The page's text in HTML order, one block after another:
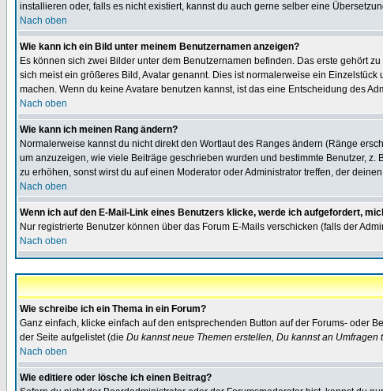
installieren oder, falls es nicht existiert, kannst du auch gerne selber eine
Nach oben
Wie kann ich ein Bild unter meinem Benutzernamen anzeigen?
Es können sich zwei Bilder unter dem Benutzernamen befinden. Das erste gehört
sich meist ein größeres Bild, Avatar genannt. Dies ist normalerweise ein
machen. Wenn du keine Avatare benutzen kannst, ist das eine Entscheidung des
Nach oben
Wie kann ich meinen Rang ändern?
Normalerweise kannst du nicht direkt den Wortlaut des Ranges ändern (Ränge
um anzuzeigen, wie viele Beiträge geschrieben wurden und bestimmte Benutzer,
zu erhöhen, sonst wirst du auf einen Moderator oder Administrator treffen, der
Nach oben
Wenn ich auf den E-Mail-Link eines Benutzers klicke, werde ich aufgefordert,
Nur registrierte Benutzer können über das Forum E-Mails verschicken (falls der
Nach oben
Wie schreibe ich ein Thema in ein Forum?
Ganz einfach, klicke einfach auf den entsprechenden Button auf der Forums- oder
der Seite aufgelistet (die Du kannst neue Themen erstellen, Du kannst an Umfragen
Nach oben
Wie editiere oder lösche ich einen Beitrag?